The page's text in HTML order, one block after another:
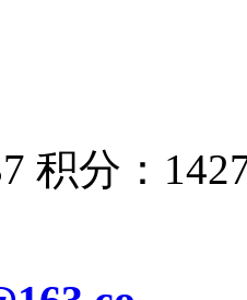
积分：